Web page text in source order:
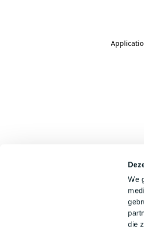
We
die